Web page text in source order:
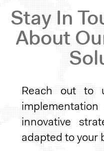
Stay In
About
Reach out to
innovative
adapted to your